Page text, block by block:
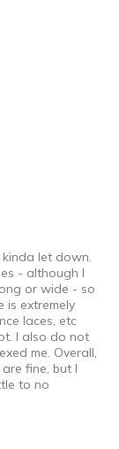
let down.
- although I
or wide - so
is extremely
laces, etc
I also do not
me. Overall,
fine, but I
to no